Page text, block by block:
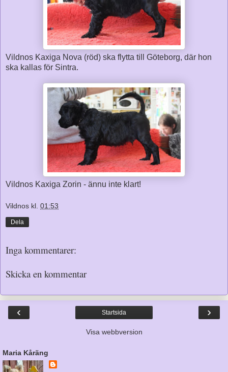
Vildnos Kaxiga Nova (röd) ska flytta till Göteborg, där hon
ska kallas för Sintra.
Vildnos Kaxiga Zorin - ännu inte klart!
Vildnos kl. 01:53
Dela
Inga kommentarer:
Skicka en kommentar
‹ ›
Startsida
Visa webbversion
Maria Kåräng